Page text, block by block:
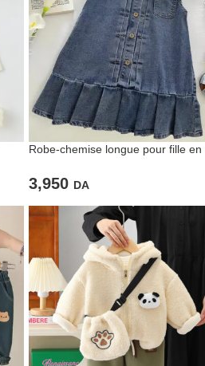
Robe-chemise longue pour fille en
3,950 DA